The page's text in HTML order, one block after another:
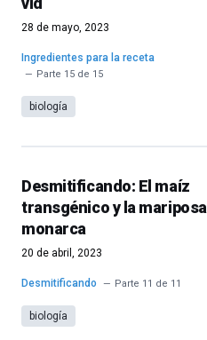
28 de mayo, 2023
Ingredientes para la receta
Parte 15 de 15
biología
Desmitificando: El maíz
transgénico y la mariposa
monarca
20 de abril, 2023
Desmitificando Parte 11 de 11
biología